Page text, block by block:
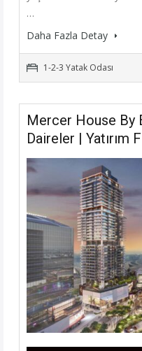
…
Daha Fazla Detay
1-2-3 Yatak Odası
Mercer House By
Daireler | Yatırım